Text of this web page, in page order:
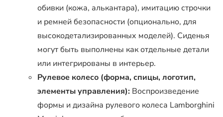
обивки (кожа, алькантара), имитацию строчки
и ремней безопасности (опционально, для
высокодетализированных моделей). Сиденья
могут быть выполнены как отдельные детали
или интегрированы в интерьер.
Рулевое колесо (форма, спицы, логотип,
элементы управления): Воспроизведение
формы и дизайна рулевого колеса Lamborghini